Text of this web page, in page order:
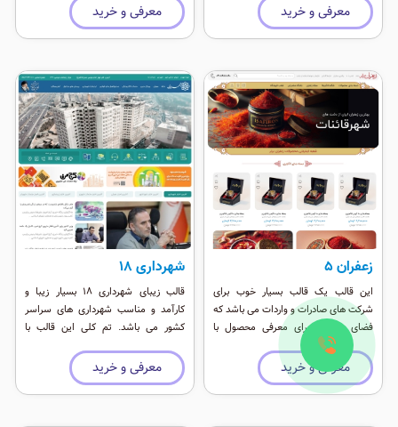
معرفی و خرید معرفی و خرید
زعفران ۵
این قالب یک قالب بسیار خوب برای
شرکت های صادرات و واردات می باشد که
فضای مناسب برای معرفی محصول با
موقعیت ماژول فراوان را داراست. در
طراحی این قالب ریسپانسیو سعی شده تا
چینش به ترتیب اهمیت قرار بگیرید. این
قالب از سئوی خوبی برخوردار است و برای
معرفی و خرید
شهرداری ۱8
قالب زیبای شهرداری ۱۸ بسیار زیبا و
کارآمد و مناسب شهرداری های سراسر
کشور می باشد. تم کلی این قالب با
۵ می باشد ٬ همچنین این نسخه از وب
اپ پشتیبانی کامل می کند و بر روی
گوشی های اندروید و آيفون بصورت Add
معرفی و خرید